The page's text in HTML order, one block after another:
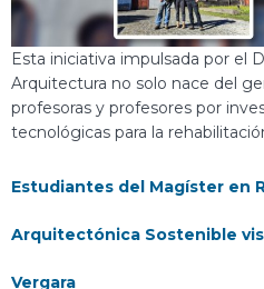
Esta iniciativa impulsada por el
Arquitectura no solo nace del
profesoras y profesores por
tecnológicas para la
Estudiantes del Magíster en
Arquitectónica Sostenible
Vergara